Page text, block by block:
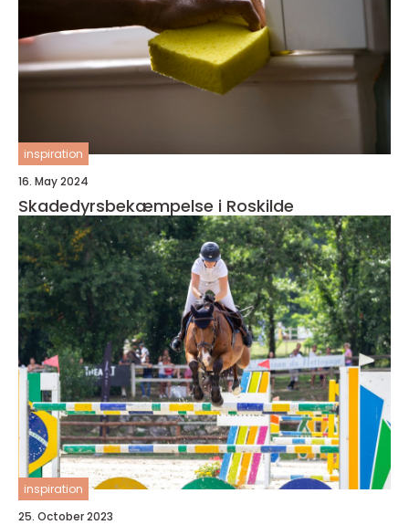
inspiration
16. May 2024
Skadedyrsbekæmpelse i Roskilde
inspiration
25. October 2023